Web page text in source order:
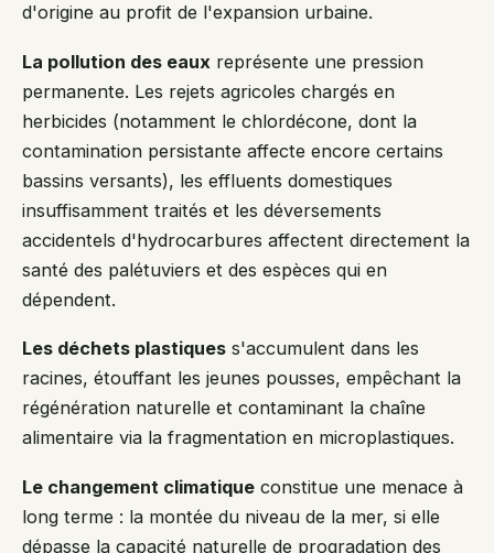
d'origine au profit de l'expansion urbaine.
La pollution des eaux représente une pression
permanente. Les rejets agricoles chargés en
herbicides (notamment le chlordécone, dont la
contamination persistante affecte encore certains
bassins versants), les effluents domestiques
insuffisamment traités et les déversements
accidentels d'hydrocarbures affectent directement la
santé des palétuviers et des espèces qui en
dépendent.
Les déchets plastiques s'accumulent dans les
racines, étouffant les jeunes pousses, empêchant la
régénération naturelle et contaminant la chaîne
alimentaire via la fragmentation en microplastiques.
Le changement climatique constitue une menace à
long terme : la montée du niveau de la mer, si elle
dépasse la capacité naturelle de progradation des